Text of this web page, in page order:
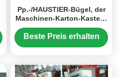
Pp.-/HAUSTIER-Bügel, der
Maschinen-Karton-Kasten-
Verpackungs-Bügel-
Maschine herstellt
Beste Preis erhalten